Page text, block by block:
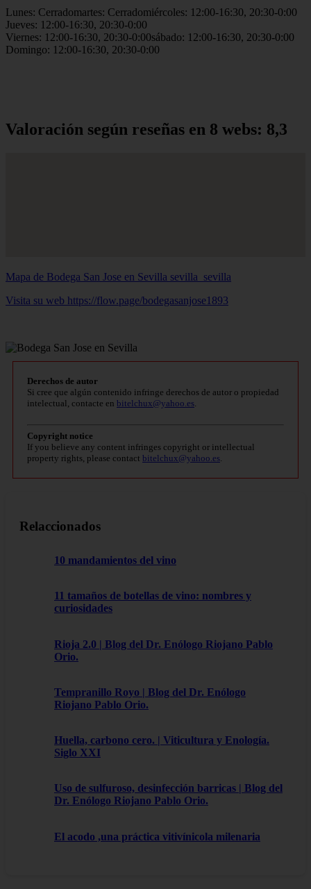
Lunes: Cerradomartes: Cerradomiércoles: 12:00-16:30, 20:30-0:00
Jueves: 12:00-16:30, 20:30-0:00
Viernes: 12:00-16:30, 20:30-0:00sábado: 12:00-16:30, 20:30-0:00
Domingo: 12:00-16:30, 20:30-0:00
Valoración según reseñas en 8 webs: 8,3
Mapa de Bodega San Jose en Sevilla sevilla_sevilla
Visita su web https://flow.page/bodegasanjose1893
Derechos de autor
Si cree que algún contenido infringe derechos de autor o propiedad
intelectual, contacte en bitelchux@yahoo.es
Copyright notice
If you believe any content infringes copyright or intellectual
property rights, please contact bitelchux@yahoo.es
Relaccionados
10 mandamientos del vino
11 tamaños de botellas de vino: nombres y
curiosidades
Rioja 2.0 | Blog del Dr. Enólogo Riojano Pablo
Orio.
Tempranillo Royo | Blog del Dr. Enólogo
Riojano Pablo Orio.
Huella, carbono cero. | Viticultura y Enología.
Siglo XXI
Uso de sulfuroso, desinfección barricas | Blog del
Dr. Enólogo Riojano Pablo Orio.
El acodo ,una práctica vitivínicola milenaria